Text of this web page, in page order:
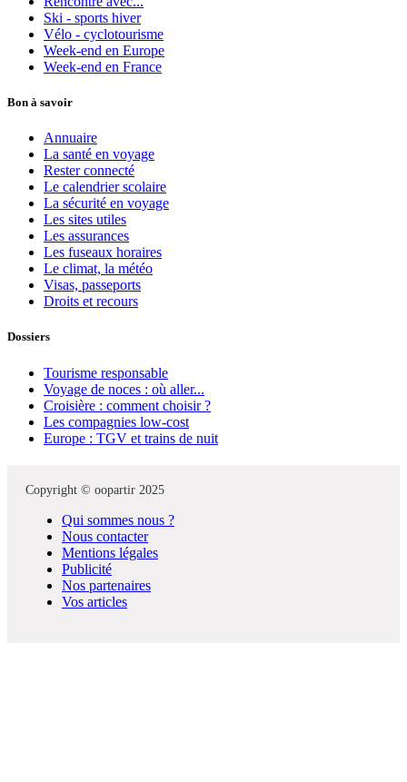
Ski - sports hiver
Vélo - cyclotourisme
Week-end en Europe
Week-end en France
Bon à savoir
Annuaire
La santé en voyage
Rester connecté
Le calendrier scolaire
La sécurité en voyage
Les sites utiles
Les assurances
Les fuseaux horaires
Le climat, la météo
Visas, passeports
Droits et recours
Dossiers
Tourisme responsable
Voyage de noces : où aller...
Croisière : comment choisir ?
Les compagnies low-cost
Europe : TGV et trains de nuit
Copyright © oopartir 2025
Qui sommes nous ?
Nous contacter
Mentions légales
Publicité
Nos partenaires
Vos articles